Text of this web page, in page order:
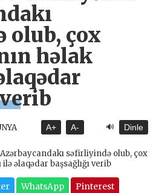
olub, çox
həlak
A+ A- 🔊 Dinle
WhatsApp Pinterest